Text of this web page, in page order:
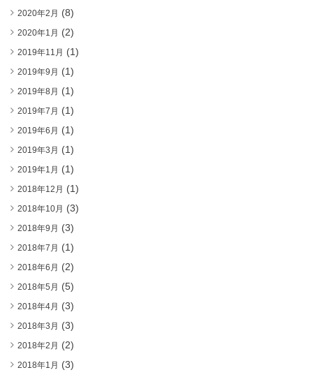
2020年2月 (8)
2020年1月 (2)
2019年11月 (1)
2019年9月 (1)
2019年8月 (1)
2019年7月 (1)
2019年6月 (1)
2019年3月 (1)
2019年1月 (1)
2018年12月 (1)
2018年10月 (3)
2018年9月 (3)
2018年7月 (1)
2018年6月 (2)
2018年5月 (5)
2018年4月 (3)
2018年3月 (3)
2018年2月 (2)
2018年1月 (3)